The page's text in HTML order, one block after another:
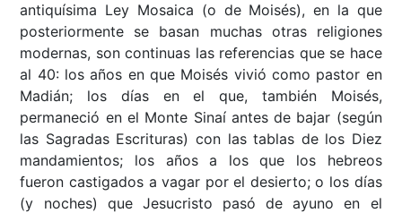
antiquísima Ley Mosaica (o de Moisés), en la que
posteriormente se basan muchas otras religiones
modernas, son continuas las referencias que se hace
al 40: los años en que Moisés vivió como pastor en
Madián; los días en el que, también Moisés,
permaneció en el Monte Sinaí antes de bajar (según
las Sagradas Escrituras) con las tablas de los Diez
mandamientos; los años a los que los hebreos
fueron castigados a vagar por el desierto; o los días
(y noches) que Jesucristo pasó de ayuno en el